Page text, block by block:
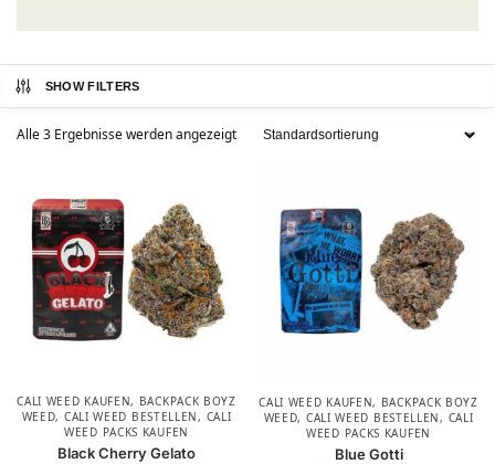
SHOW FILTERS
Alle 3 Ergebnisse werden angezeigt
CALI WEED KAUFEN, BACKPACK BOYZ
WEED, CALI WEED BESTELLEN, CALI
WEED PACKS KAUFEN
Black Cherry Gelato
CALI WEED KAUFEN, BACKPACK BOYZ
WEED, CALI WEED BESTELLEN, CALI
WEED PACKS KAUFEN
Blue Gotti